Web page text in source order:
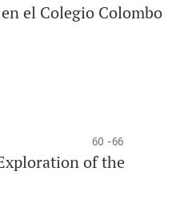
el Colegio Colombo
60 -66
of the